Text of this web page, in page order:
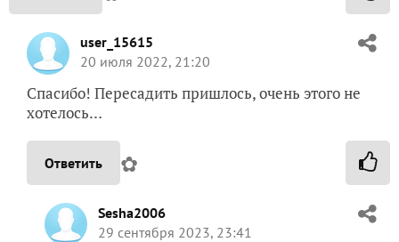
user_15615
20 июля 2022, 21:20
Спасибо! Пересадить пришлось, очень этого не
хотелось…
Ответить ✿
Sesha2006
29 сентября 2023, 23:41